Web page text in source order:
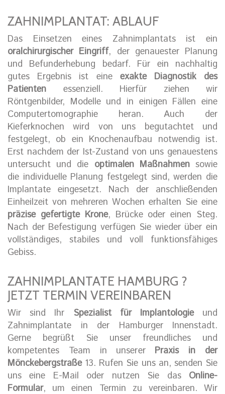
ZAHNIMPLANTAT: ABLAUF
Das Einsetzen eines Zahnimplantats ist ein
oralchirurgischer Eingriff, der genauester Planung
und Befunderhebung bedarf. Für ein nachhaltig
gutes Ergebnis ist eine exakte Diagnostik des
Patienten essenziell. Hierfür ziehen wir
Röntgenbilder, Modelle und in einigen Fällen eine
Computertomographie heran. Auch der
Kieferknochen wird von uns begutachtet und
festgelegt, ob ein Knochenaufbau notwendig ist.
Erst nachdem der Ist-Zustand von uns genauestens
untersucht und die optimalen Maßnahmensowie
die individuelle Planung festgelegt sind, werden die
Implantate eingesetzt. Nach der anschließenden
Einheilzeit von mehreren Wochen erhalten Sie eine
präzise gefertigte Krone, Brücke oder einen Steg.
Nach der Befestigung verfügen Sie wieder über ein
vollständiges, stabiles und voll funktionsfähiges
Gebiss.
ZAHNIMPLANTATE HAMBURG ?
JETZT TERMIN VEREINBAREN
Wir sind Ihr Spezialist für Implantologieund
Zahnimplantate in der Hamburger Innenstadt.
Gerne begrüßt Sie unser freundliches und
kompetentes Team in unserer Praxis in der
Mönckebergstraße13. Rufen Sie uns an, senden Sie
uns eine E-Mail oder nutzen Sie das Online-
Formular, um einen Termin zu vereinbaren. Wir